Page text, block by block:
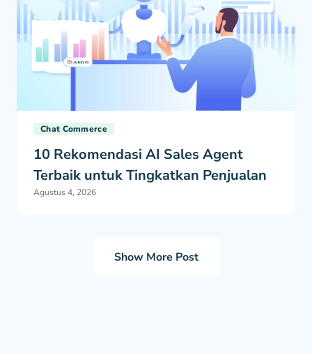
Chat Commerce
10 Rekomendasi AI Sales Agent
Terbaik untuk Tingkatkan Penjualan
Agustus 4, 2026
Show More Post